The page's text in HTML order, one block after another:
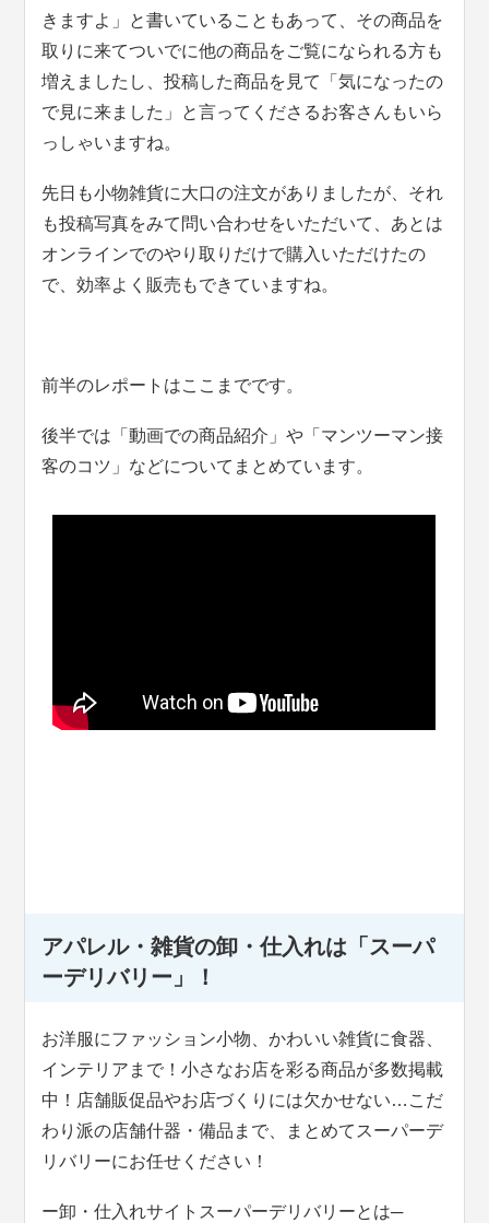
きますよ」と書いていることもあって、その商品を
取りに来てついでに他の商品をご覧になられる方も
増えましたし、投稿した商品を見て「気になったの
で見に来ました」と言ってくださるお客さんもいら
っしゃいますね。
先日も小物雑貨に大口の注文がありましたが、それ
も投稿写真をみて問い合わせをいただいて、あとは
オンラインでのやり取りだけで購入いただけたの
で、効率よく販売もできていますね。
前半のレポートはここまでです。
後半では「動画での商品紹介」や「マンツーマン接
客のコツ」などについてまとめています。
アパレル・雑貨の卸・仕入れは「スーパ
ーデリバリー」！
お洋服にファッション小物、かわいい雑貨に食器、
インテリアまで！小さなお店を彩る商品が多数掲載
中！店舗販促品やお店づくりには欠かせない…こだ
わり派の店舗什器・備品まで、まとめてスーパーデ
リバリーにお任せください！
ー卸・仕入れサイトスーパーデリバリーとは─